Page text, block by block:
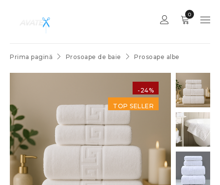
0
Prima pagină Prosoape de baie Prosoape albe
-24%
TOP SELLER